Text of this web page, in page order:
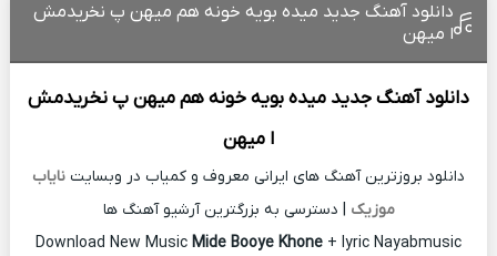
دانلود آهنگ جدید میده بویه خونه هم میهن پ نخریدمش
ا میهن
دانلود آهنگ جدید میده بویه خونه هم میهن پ نخریدمش
ا میهن
دانلود بروزترین آهنگ های ایرانی معروف و کمیاب در وبسایت نایاب
موزیک | دسترسی به بزرگترین آرشیو آهنگ ها
Download New Music Mide Booye Khone + lyric Nayabmusic